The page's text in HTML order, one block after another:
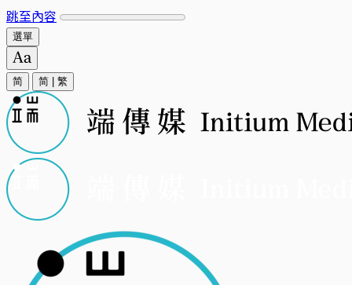
跳至內容
選單
简 简 繁